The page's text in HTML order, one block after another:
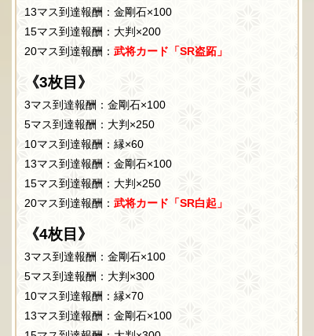
13マス到達報酬：金剛石×100
15マス到達報酬：大判×200
20マス到達報酬： 武将カード「SR盗跖」
《3枚目》
3マス到達報酬：金剛石×100
5マス到達報酬：大判×250
10マス到達報酬：縁×60
13マス到達報酬：金剛石×100
15マス到達報酬：大判×250
20マス到達報酬： 武将カード「SR白起」
《4枚目》
3マス到達報酬：金剛石×100
5マス到達報酬：大判×300
10マス到達報酬：縁×70
13マス到達報酬：金剛石×100